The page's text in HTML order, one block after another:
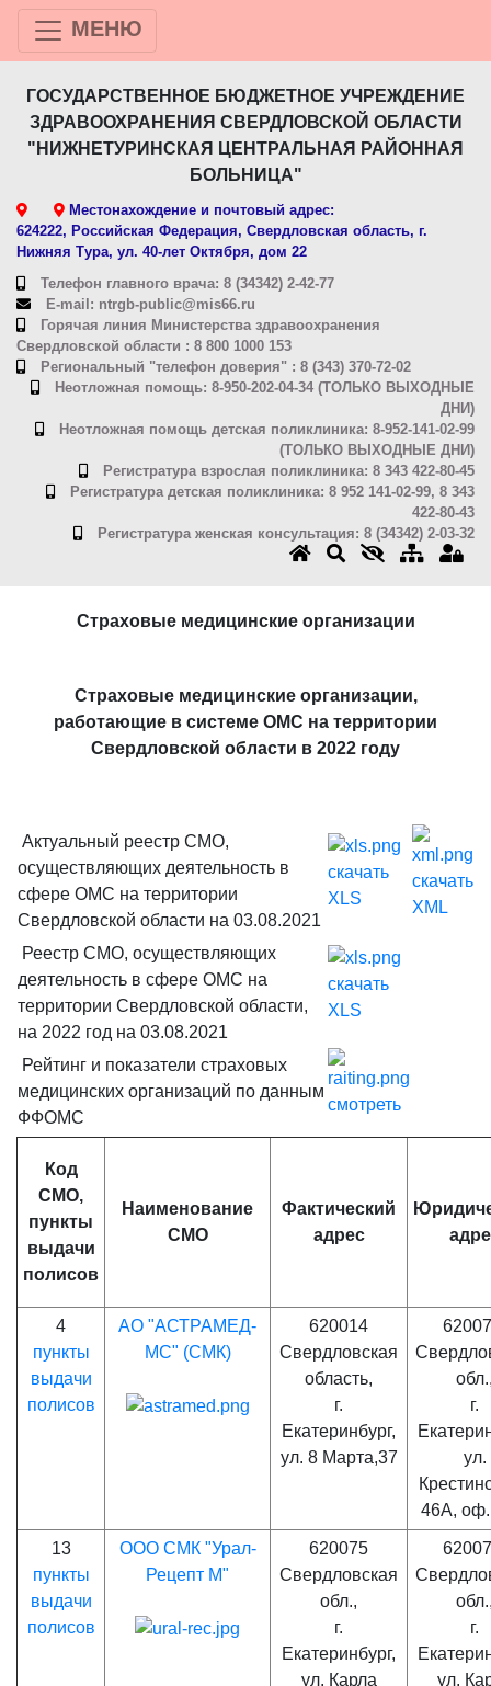
МЕНЮ
ГОСУДАРСТВЕННОЕ БЮДЖЕТНОЕ УЧРЕЖДЕНИЕ
ЗДРАВООХРАНЕНИЯ СВЕРДЛОВСКОЙ ОБЛАСТИ
"НИЖНЕТУРИНСКАЯ ЦЕНТРАЛЬНАЯ РАЙОННАЯ
БОЛЬНИЦА"
Местонахождение и почтовый адрес:
624222, Российская Федерация, Свердловская область, г.
Нижняя Тура, ул. 40-лет Октября, дом 22
Телефон главного врача: 8 (34342) 2-42-77
E-mail: ntrgb-public@mis66.ru
Горячая линия Министерства здравоохранения
Свердловской области : 8 800 1000 153
Региональный "телефон доверия" : 8 (343) 370-72-02
Неотложная помощь: 8-950-202-04-34 (ТОЛЬКО ВЫХОДНЫЕ
ДНИ)
Неотложная помощь детская поликлиника: 8-952-141-02-99
(ТОЛЬКО ВЫХОДНЫЕ ДНИ)
Регистратура взрослая поликлиника: 8 343 422-80-45
Регистратура детская поликлиника: 8 952 141-02-99, 8 343
422-80-43
Регистратура женская консультация: 8 (34342) 2-03-32
Страховые медицинские организации
Страховые медицинские организации,
работающие в системе ОМС на территории
Свердловской области в 2022 году
Актуальный реестр СМО,
осуществляющих деятельность в
сфере ОМС на территории
Свердловской области на 03.08.2021
скачать
XLS
скачать
XML
Реестр СМО, осуществляющих
деятельность в сфере ОМС на
территории Свердловской области,
на 2022 год на 03.08.2021
скачать
XLS
Рейтинг и показатели страховых
медицинских организаций по данным
ФФОМС
смотреть
Код
СМО,
пункты
выдачи
полисов
Наименование
СМО
Фактический
адрес
4
пункты
выдачи
полисов
АО "АСТРАМЕД-
МС" (СМК)
620014
Свердловская
область,
г.
Екатеринбург,
ул. 8 Марта,37
г.
ул.
46А,
13
пункты
выдачи
полисов
ООО СМК "Урал-
Рецепт М"
620075
Свердловская
обл.,
г.
Екатеринбург,
ул. Карла
г.
ул.